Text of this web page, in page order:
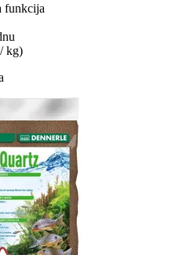
funkcija
kg)